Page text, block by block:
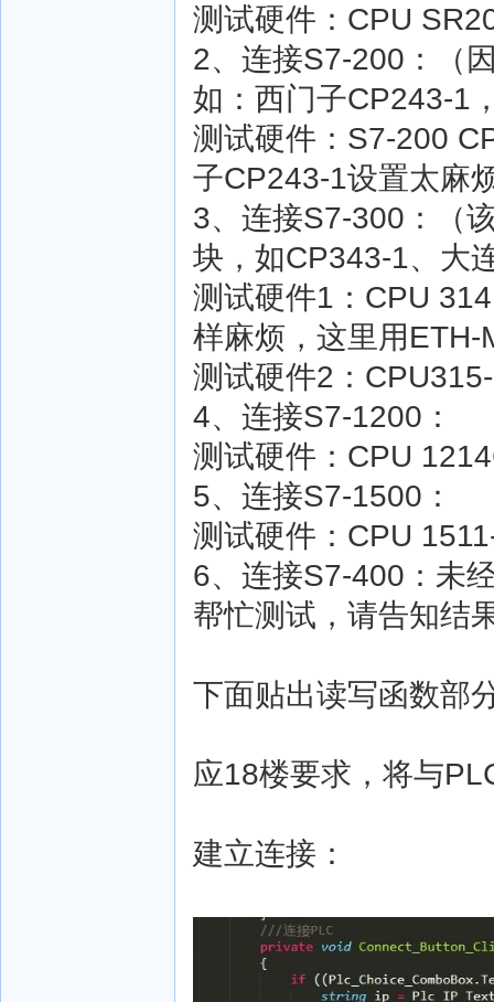
测试硬件：CPU
2、连接S7-200：（
如：西门子CP243-1
测试硬件：S7-200
子CP243-1设置太麻
3、连接S7-300：（
块，如CP343-1、大
测试硬件1：CPU
样麻烦，这里用
测试硬件2：
4、连接S7-1200：
测试硬件：CPU
5、连接S7-1500：
测试硬件：CPU
6、连接S7-400：未
帮忙测试，请告知结
下面贴出读写函数部
应18楼要求，将与
建立连接：